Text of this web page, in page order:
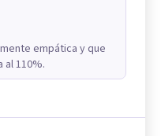
empática y que
al 110%.